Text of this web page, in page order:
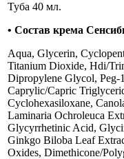
Туба 40 мл.
• Состав крема
Aqua, Glycerin,
Titanium Dioxide, Hdi/
Dipropylene Glycol, Peg-
Caprylic/Capric
Cyclohexasiloxane,
Laminaria Ochroleuca
Glycyrrhetinic Acid,
Ginkgo Biloba Leaf
Oxides, Dimethicone/